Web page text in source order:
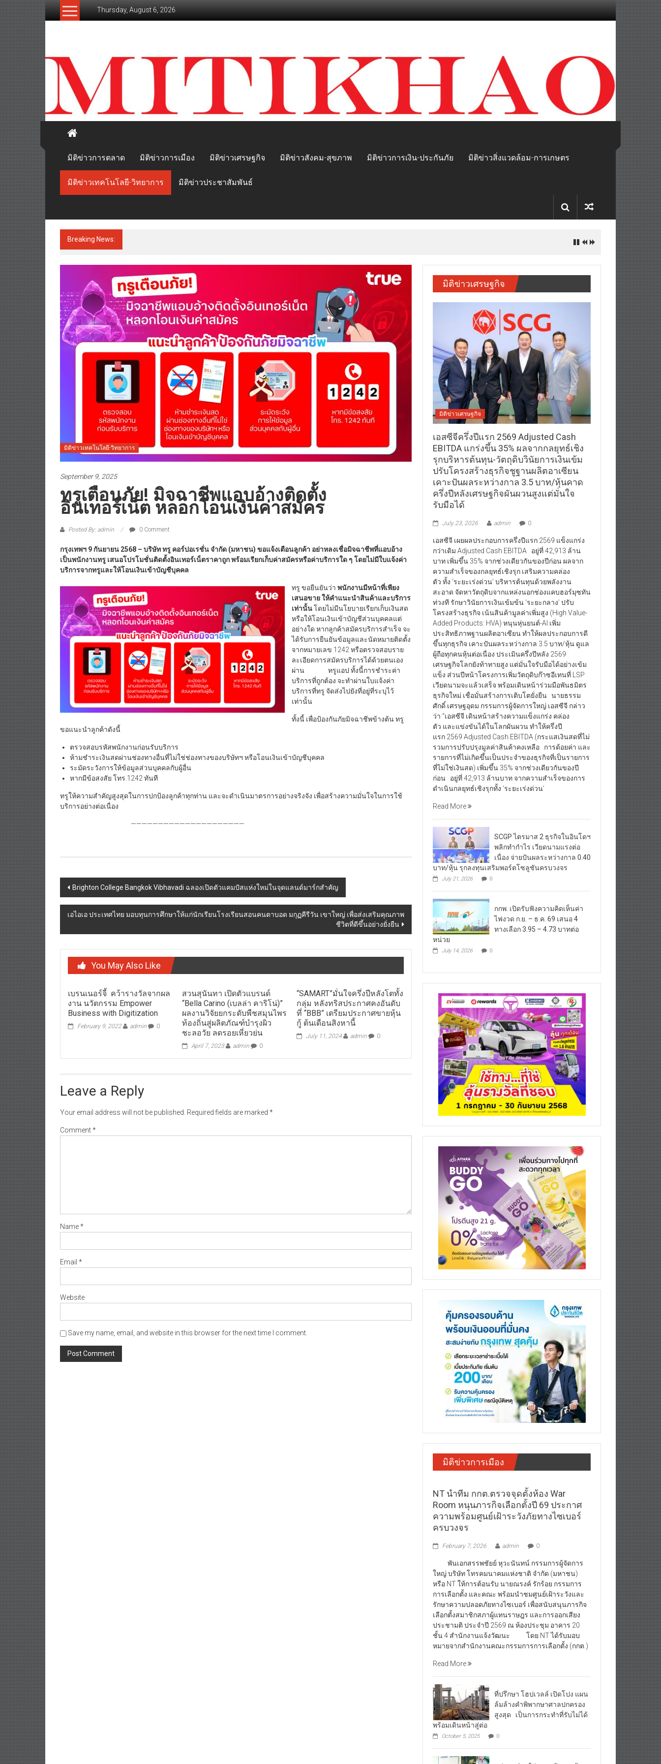
Thursday, August 6, 2026
สะท้อน
ลึก
ทุก
เหลี่ยม
มุม
เศรษฐกิจ-
การเมือง-
สังคม
มิติข่าวการตลาด
มิติข่าวการเมือง มิติข่าวเศรษฐกิจ มิติข่าวสังคม-สุขภาพ มิติข่าวการเงิน-ประกันภัย มิติข่าวสิ่งแวดล้อม-การเกษตร
มิติข่าวเทคโนโลยี-วิทยาการ มิติข่าวประชาสัมพันธ์
Breaking News:
มิติข่าวเทคโนโลยี-วิทยาการ
September 9, 2025
ทรูเตือนภัย! มิจฉาชีพแอบอ้างติดตั้ง
อินเทอร์เน็ต หลอกโอนเงินค่าสมัคร
Posted By: admin 0 Comment
กรุงเทพฯ 9 กันยายน 2568 – บริษัท ทรู คอร์ปอเรชั่น จำกัด (มหาชน) ขอแจ้งเตือนลูกค้า อย่าหลงเชื่อมิจฉาชีพที่แอบอ้าง
เป็นพนักงานทรู เสนอโปรโมชั่นติดตั้งอินเทอร์เน็ตราคาถูก พร้อมเรียกเก็บค่าสมัครหรือค่าบริการใด ๆ โดยไม่มีใบแจ้งค่า
บริการจากทรูและให้โอนเงินเข้าบัญชีบุคคล
ทรู ขอยืนยันว่า พนักงานมีหน้าที่เพียง
เสนอขาย ให้คำแนะนำสินค้าและบริการ
เท่านั้นโดยไม่มีนโยบายเรียกเก็บเงินสด
หรือให้โอนเงินเข้าบัญชีส่วนบุคคลแต่
อย่างใด หากลูกค้าสมัครบริการสำเร็จ จะ
ได้รับการยืนยันข้อมูลและนัดหมายติดตั้ง
จากหมายเลข 1242 หรือตรวจสอบราย
ละเอียดการสมัครบริการได้ด้วยตนเอง
ผ่าน ทรูแอป ทั้งนี้การชำระค่า
บริการที่ถูกต้อง จะทำผ่านใบแจ้งค่า
บริการที่ทรู จัดส่งไปยังที่อยู่ที่ระบุไว้
เท่านั้น
ทั้งนี้ เพื่อป้องกันภัยมิจฉาชีพข้างต้น ทรู
ขอแนะนำลูกค้าดังนี้
ตรวจสอบรหัสพนักงานก่อนรับบริการ
ห้ามชำระเงินสดผ่านช่องทางอื่นที่ไม่ใช่ช่องทางของบริษัทฯ หรือโอนเงินเข้าบัญชีบุคคล
ระมัดระวังการให้ข้อมูลส่วนบุคคลกับผู้อื่น
หากมีข้อสงสัย โทร.1242 ทันที
ทรูให้ความสำคัญสูงสุดในการปกป้องลูกค้าทุกท่าน และจะดำเนินมาตรการอย่างจริงจัง เพื่อสร้างความมั่นใจในการใช้
บริการอย่างต่อเนื่อง
—————————————————————
Post
navigation
Brighton College Bangkok Vibhavadi ฉลองเปิดตัวแคมปัสแห่งใหม่ในจุดแลนด์มาร์กสำคัญ
เอไอเอ ประเทศไทย มอบทุนการศึกษาให้แก่นักเรียนโรงเรียนสอนคนตาบอด มกุฏคีรีวัน เขาใหญ่ เพื่อส่งเสริมคุณภาพ
ชีวิตที่ดีขึ้นอย่างยั่งยืน
You May Also Like
เบรนเนอร์จี้ คว้ารางวัลจากผล
งาน นวัตกรรม Empower
Business with Digitization
February 9, 2022 admin 0
สวนสุนันทา เปิดตัวแบรนด์
“Bella Carino (เบลล่า คาริโน่)”
ผลงานวิจัยยกระดับพืชสมุนไพร
ท้องถิ่นสู่ผลิตภัณฑ์บำรุงผิว
ชะลอวัย ลดรอยเหี่ยวย่น
April 7, 2023 admin 0
“SAMART”มั่นใจครึ่งปีหลังโตทั้ง
กลุ่ม หลังทริสประกาศคงอันดับ
ที่ “BBB” เตรียมประกาศขายหุ้น
กู้ ต้นเดือนสิงหานี้
July 11, 2024 admin 0
Leave a Reply
Your email address will not be published. Required fields are marked *
Comment*
Name*
Email *
Website
Save my name, email, and website in this browser for the next time I comment.
มิติข่าวเศรษฐกิจ
มิติข่าวเศรษฐกิจ
เอสซีจีครึ่งปีแรก 2569 Adjusted Cash
EBITDA แกร่งขึ้น 35% ผลจากกลยุทธ์เชิง
รุกบริหารต้นทุน-วัตถุดิบวินัยการเงินเข้ม
ปรับโครงสร้างธุรกิจชูฐานผลิตอาเซียน
เคาะปันผลระหว่างกาล 3.5 บาท/หุ้นคาด
ครึ่งปีหลังเศรษฐกิจผันผวนสูงแต่มั่นใจ
รับมือได้
July 23, 2026 admin 0
เอสซีจี เผยผลประกอบการครึ่งปีแรก 2569 แข็งแกร่ง
กว่าเดิม Adjusted Cash EBITDA อยู่ที่ 42,913 ล้าน
บาท เพิ่มขึ้น 35% จากช่วงเดียวกันของปีก่อน ผลจาก
ความสำเร็จของกลยุทธ์เชิงรุก เสริมความคล่อง
ตัว ทั้ง ‘ระยะเร่งด่วน’ บริหารต้นทุนด้วยพลังงาน
สะอาด จัดหาวัตถุดิบจากแหล่งนอกช่องแคบฮอร์มุซทัน
ท่วงที รักษาวินัยการเงินเข้มข้น ‘ระยะกลาง’ ปรับ
โครงสร้างธุรกิจ เน้นสินค้ามูลค่าเพิ่มสูง (High Value-
Added Products: HVA) หนุนหุ่นยนต์-AI เพิ่ม
ประสิทธิภาพฐานผลิตอาเซียน ทำให้ผลประกอบการดี
ขึ้นทุกธุรกิจ เคาะปันผลระหว่างกาล 3.5 บาท/หุ้น ดูแล
ผู้ถือทุกคนหุ้นต่อเนื่อง ประเมินครึ่งปีหลัง 2569
เศรษฐกิจโลกยังท้าทายสูง แต่มั่นใจรับมือได้อย่างเข้ม
แข็ง ส่วนปีหน้าโครงการเพิ่มวัตถุดิบก๊าซอีเทนที่ LSP
เวียดนามจะแล้วเสร็จ พร้อมเดินหน้าร่วมมือพันธมิตร
ธุรกิจใหม่ เชื่อมั่นสร้างการเติบโตยั่งยืน นายธรรม
ศักดิ์ เศรษฐอุดม กรรมการผู้จัดการใหญ่ เอสซีจี กล่าว
ว่า “เอสซีจี เดินหน้าสร้างความแข็งแกร่ง คล่อง
ตัว และแข่งขันได้ในโลกผันผวน ทำให้ครึ่งปี
แรก 2569 Adjusted Cash EBITDA (กระแสเงินสดที่ไม่
รวมการปรับปรุงมูลค่าสินค้าคงเหลือ การด้อยค่า และ
รายการที่ไม่เกิดขึ้นเป็นประจำของธุรกิจที่เป็นรายการ
ที่ไม่ใช่เงินสด) เพิ่มขึ้น 35% จากช่วงเดียวกันของปี
ก่อน อยู่ที่ 42,913 ล้านบาท จากความสำเร็จของการ
ดำเนินกลยุทธ์เชิงรุกทั้ง ‘ระยะเร่งด่วน’
Read More
SCGP ไตรมาส 2 ธุรกิจในอินโดฯ
พลิกทำกำไร เวียดนามแรงต่อ
เนื่อง จ่ายปันผลระหว่างกาล 0.40
บาท/หุ้น รุกลงทุนเสริมพอร์ตโซลูชันครบวงจร
July 21, 2026 0
กกพ. เปิดรับฟังความคิดเห็นค่า
ไฟงวด ก.ย. – ธ.ค. 69 เสนอ 4
ทางเลือก 3.95 – 4.73 บาทต่อ
หน่วย
July 14, 2026 0
มิติข่าวการเมือง
NT นำทีม กกต.ตรวจจุดตั้งห้อง War
Room หนุนภารกิจเลือกตั้งปี 69 ประกาศ
ความพร้อมศูนย์เฝ้าระวังภัยทางไซเบอร์
ครบวงจร
February 7, 2026 admin 0
พันเอกสรรพชัยย์ หุวะนันทน์ กรรมการผู้จัดการ
ใหญ่ บริษัท โทรคมนาคมแห่งชาติ จำกัด (มหาชน)
หรือ NT ให้การต้อนรับ นายณรงค์ รักร้อย กรรมการ
การเลือกตั้ง และคณะ พร้อมนำชมศูนย์เฝ้าระวังและ
รักษาความปลอดภัยทางไซเบอร์ เพื่อสนับสนุนภารกิจ
เลือกตั้งสมาชิกสภาผู้แทนราษฎร และการออกเสียง
ประชามติ ประจำปี 2569 ณ ห้องประชุม อาคาร 20
ชั้น 4 สำนักงานแจ้งวัฒนะ โดย NT ได้รับมอบ
หมายจากสำนักงานคณะกรรมการการเลือกตั้ง (กกต.)
Read More
ที่ปรึกษา โฮปเวลล์ เปิดโปง แผน
ล้มล้างคำพิพากษาศาลปกครอง
สูงสุด เป็นการกระทำที่รับไม่ได้
พร้อมเดินหน้าสู่ต่อ
October 5, 2025 0